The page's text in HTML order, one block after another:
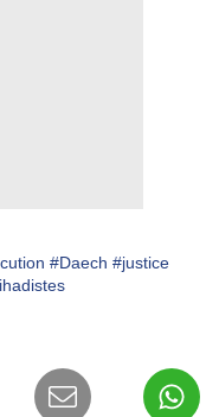
#Daech #justice